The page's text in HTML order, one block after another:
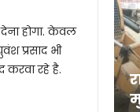
होगा. केवल
प्रसाद भी
रहे है.